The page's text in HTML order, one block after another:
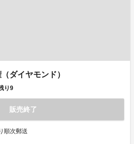
ダイヤモンド）
り9
販売終了
順次郵送